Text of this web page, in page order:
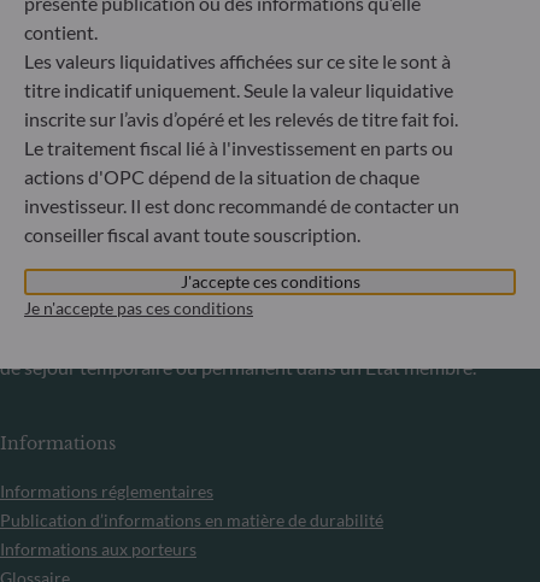
Communiqué sur les sanctions européennes contre la
Russie
S’inscrivant dans le cadre des sanctions prises par l’Union
européenne dans le cadre de la crise ukrainienne, nous vous
informons que, compte tenu des dispositions des
règlements UE n°833/2014 et UE n°398/2022, la
souscription des parts des fonds gérés par la Société de
Gestion est interdite à tout ressortissant russe ou
biélorusse, à toute personne physique résidant en Russie
ou en Biélorussie ou à toute personne morale, toute entité
ou tout organisme établi en Russie ou en Biélorussie, à
l’exception des ressortissants d’un État membre de l’Union
de séjour temporaire ou permanent dans un État membre.
Informations
Informations réglementaires
Publication d’informations en matière de durabilité
Informations aux porteurs
Glossaire
contient.
Les valeurs liquidatives affichées sur ce site le sont à
titre indicatif uniquement. Seule la valeur liquidative
inscrite sur l’avis d’opéré et les relevés de titre fait foi.
Le traitement fiscal lié à l'investissement en parts ou
actions d'OPC dépend de la situation de chaque
investisseur. Il est donc recommandé de contacter un
conseiller fiscal avant toute souscription.
J'accepte ces conditions
Je n'accepte pas ces conditions